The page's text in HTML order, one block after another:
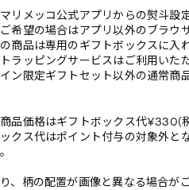
リメッコ公式アプリからの熨斗設
希望の場合はアプリ以外のブラウ
商品は専用のギフトボックスに入
ラッピングサービスはご利用いた
ン限定ギフトセット以外の通常商
品価格はギフトボックス代¥330(
クス代はポイント付与の対象外と
、柄の配置が画像と異なる場合が